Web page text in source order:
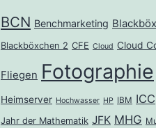
BCN Benchmarketing
Blackböxchen 2 CFE Cloud Cloud
Fliegen Fotographie
Heimserver Hochwasser HP IBM ICC
Jahr der Mathematik JFK MHG